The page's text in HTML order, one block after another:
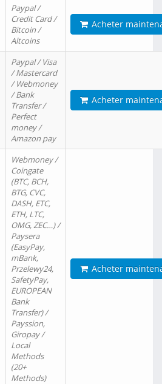
Paypal /
Credit Card /
Bitcoin /
Altcoins
Acheter
Paypal / Visa
/ Mastercard
/ Webmoney
/ Bank
Transfer /
Perfect
money /
Amazon pay
Acheter
Webmoney /
Coingate
(BTC, BCH,
BTG, CVC,
DASH, ETC,
ETH, LTC,
OMG, ZEC…) /
Paysera
(EasyPay,
mBank,
Przelewy24,
SafetyPay,
EUROPEAN
Bank
Transfer) /
Payssion,
Giropay /
Local
Methods
(20+
Methods)
Acheter